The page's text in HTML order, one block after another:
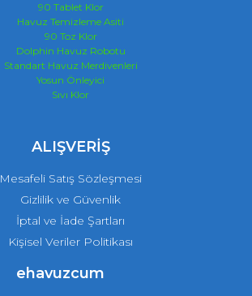
90 Tablet Klor
Havuz Temizleme Asiti
90 Toz Klor
Dolphin Havuz Robotu
Standart Havuz Merdivenleri
Yosun Önleyici
Sıvı Klor
ALIŞVERİŞ
Mesafeli Satış Sözleşmesi
Gizlilik ve Güvenlik
İptal ve İade Şartları
Kişisel Veriler Politikası
ehavuzcum